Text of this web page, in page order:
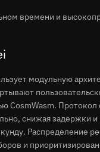
времени и
модульную
CosmWasm. Протокол
снижая задержки
Распределение
и